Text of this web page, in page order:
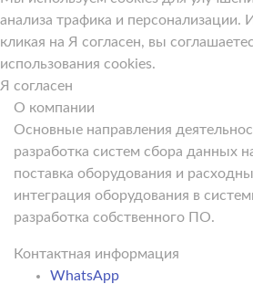
анализа трафика и персонализации.
кликая на Я согласен, вы
использования cookies.
Я согласен
О компании
Основные направления
разработка систем сбора данных
поставка оборудования и
интеграция оборудования в
разработка собственного ПО.
Контактная информация
WhatsApp